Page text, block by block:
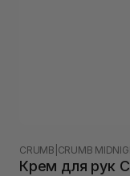
CRUMB CRUMB
Крем для рук